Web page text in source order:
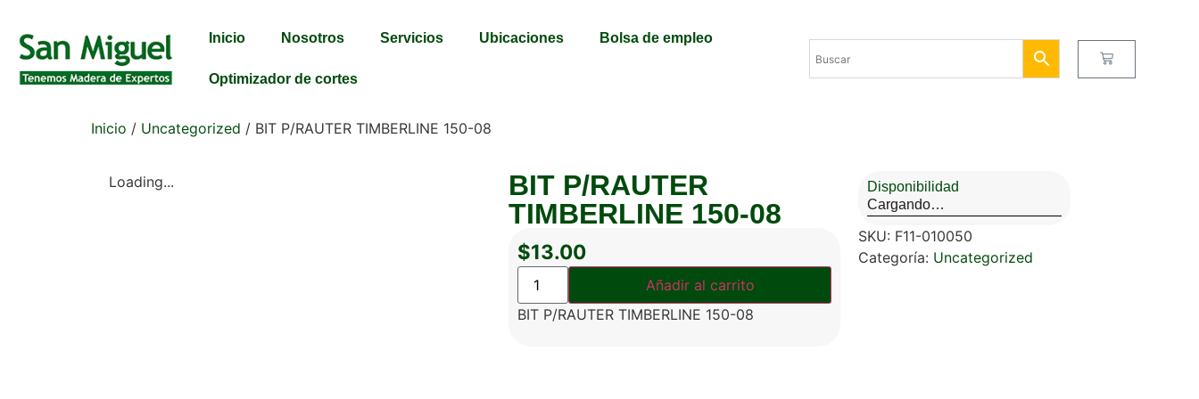
Inicio Nosotros Servicios Ubicaciones Bolsa de empleo
Optimizador de cortes
Inicio / Uncategorized / BIT P/RAUTER TIMBERLINE 150-08
Loading...
BIT P/RAUTER
TIMBERLINE 150-08
$13.00
Añadir al carrito
BIT P/RAUTER TIMBERLINE 150-08
Disponibilidad
Cargando…
SKU: F11-010050
Categoría: Uncategorized